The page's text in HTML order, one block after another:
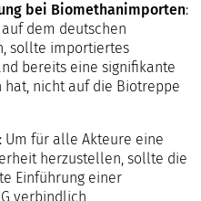
bei Biomethanimporten:
dem deutschen
sollte importiertes
bereits eine signifikante
nicht auf die Biotreppe
: Um für alle Akteure eine
herzustellen, sollte die
Einführung einer
verbindlich